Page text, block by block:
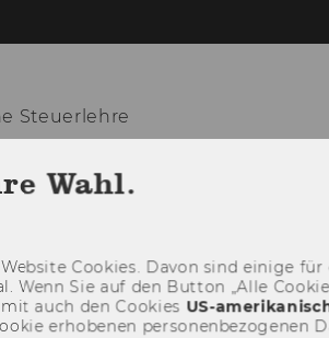
Steuerlehre
FORSCHUNG
Wahl.
Coo­kies. Davon sind ei­ni­ge
Wenn Sie auf den But­ton „Alle
auch den Coo­kies US-​
er­ho­be­nen per­so­nen­be­zo­ge­nen